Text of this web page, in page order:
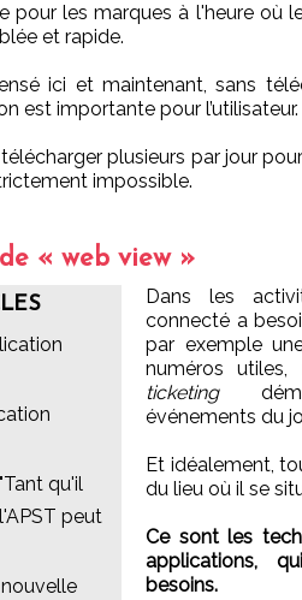
pour les marques à l'heure où
et rapide.
ici et maintenant, sans
est importante pour l’utilisateur.
plusieurs par jour
impossible.
« web view »
qu'il
peut
Dans les
connecté a
par exemple
numéros
ticketing
événements du
Et idéalement,
du lieu où il se
Ce sont les
applications,
besoins.